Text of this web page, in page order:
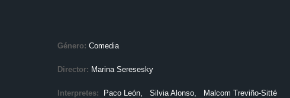
Género: Comedia
Director: Marina Seresesky
Interpretes: Paco León, Silvia Alonso, Malcom Treviño-Sitté